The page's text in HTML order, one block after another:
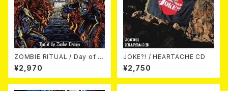
ZOMBIE RITUAL / Day of th
e Zombie Demons
¥2,970
JOKE?! / HEARTACHE CD
¥2,750